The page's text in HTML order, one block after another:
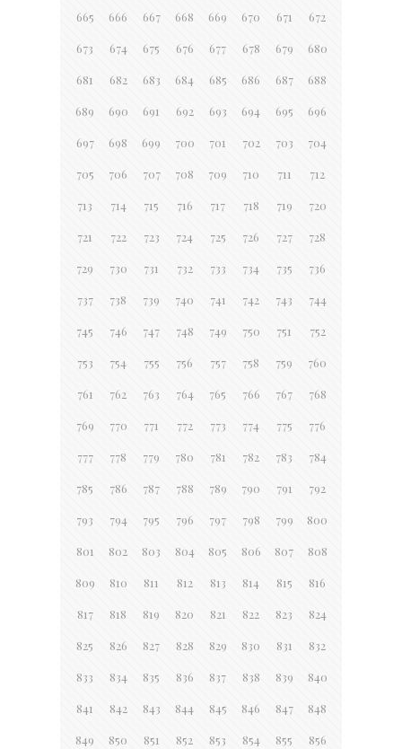
665 666 667 668 669 670 671 672
673 674 675 676 677 678 679 680
681 682 683 684 685 686 687 688
689 690 691 692 693 694 695 696
697 698 699 700 701 702 703 704
705 706 707 708 709 710 711 712
713 714 715 716 717 718 719 720
721 722 723 724 725 726 727 728
729 730 731 732 733 734 735 736
737 738 739 740 741 742 743 744
745 746 747 748 749 750 751 752
753 754 755 756 757 758 759 760
761 762 763 764 765 766 767 768
769 770 771 772 773 774 775 776
777 778 779 780 781 782 783 784
785 786 787 788 789 790 791 792
793 794 795 796 797 798 799 800
801 802 803 804 805 806 807 808
809 810 811 812 813 814 815 816
817 818 819 820 821 822 823 824
825 826 827 828 829 830 831 832
833 834 835 836 837 838 839 840
841 842 843 844 845 846 847 848
849 850 851 852 853 854 855 856